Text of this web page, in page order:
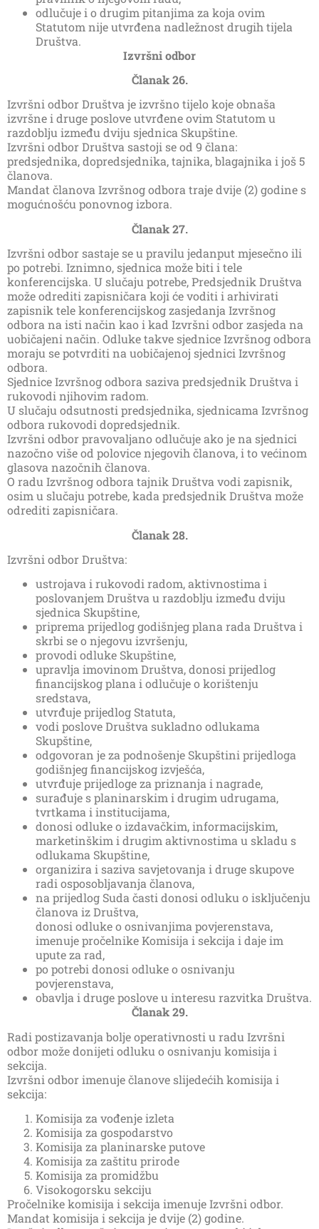
odlučuje i o drugim pitanjima za koja ovim
Statutom nije utvrđena nadležnost drugih tijela
Društva.
Izvršni odbor
Članak 26.
Izvršni odbor Društva je izvršno tijelo koje obnaša
izvršne i druge poslove utvrđene ovim Statutom u
razdoblju između dviju sjednica Skupštine.
Izvršni odbor Društva sastoji se od 9 člana:
predsjednika, dopredsjednika, tajnika, blagajnika i još 5
članova.
Mandat članova Izvršnog odbora traje dvije (2) godine s
mogućnošću ponovnog izbora.
Članak 27.
Izvršni odbor sastaje se u pravilu jedanput mjesečno ili
po potrebi. Iznimno, sjednica može biti i tele
konferencijska. U slučaju potrebe, Predsjednik Društva
može odrediti zapisničara koji će voditi i arhivirati
zapisnik tele konferencijskog zasjedanja Izvršnog
odbora na isti način kao i kad Izvršni odbor zasjeda na
uobičajeni način. Odluke takve sjednice Izvršnog odbora
moraju se potvrditi na uobičajenoj sjednici Izvršnog
odbora.
Sjednice Izvršnog odbora saziva predsjednik Društva i
rukovodi njihovim radom.
U slučaju odsutnosti predsjednika, sjednicama Izvršnog
odbora rukovodi dopredsjednik.
Izvršni odbor pravovaljano odlučuje ako je na sjednici
nazočno više od polovice njegovih članova, i to većinom
glasova nazočnih članova.
O radu Izvršnog odbora tajnik Društva vodi zapisnik,
osim u slučaju potrebe, kada predsjednik Društva može
odrediti zapisničara.
Članak 28.
Izvršni odbor Društva:
ustrojava i rukovodi radom, aktivnostima i
poslovanjem Društva u razdoblju između dviju
sjednica Skupštine,
priprema prijedlog godišnjeg plana rada Društva i
skrbi se o njegovu izvršenju,
provodi odluke Skupštine,
upravlja imovinom Društva, donosi prijedlog
financijskog plana i odlučuje o korištenju
sredstava,
utvrđuje prijedlog Statuta,
vodi poslove Društva sukladno odlukama
Skupštine,
odgovoran je za podnošenje Skupštini prijedloga
godišnjeg financijskog izvješća,
utvrđuje prijedloge za priznanja i nagrade,
surađuje s planinarskim i drugim udrugama,
tvrtkama i institucijama,
donosi odluke o izdavačkim, informacijskim,
marketinškim i drugim aktivnostima u skladu s
odlukama Skupštine,
organizira i saziva savjetovanja i druge skupove
radi osposobljavanja članova,
na prijedlog Suda časti donosi odluku o isključenju
članova iz Društva,
donosi odluke o osnivanjima povjerenstava,
imenuje pročelnike Komisija i sekcija i daje im
upute za rad,
po potrebi donosi odluke o osnivanju
povjerenstava,
obavlja i druge poslove u interesu razvitka Društva.
Članak 29.
Radi postizavanja bolje operativnosti u radu Izvršni
odbor može donijeti odluku o osnivanju komisija i
sekcija.
Izvršni odbor imenuje članove slijedećih komisija i
sekcija:
Komisija za vođenje izleta
Komisija za gospodarstvo
Komisija za planinarske putove
Komisija za zaštitu prirode
Komisija za promidžbu
Visokogorsku sekciju
Pročelnike komisija i sekcija imenuje Izvršni odbor.
Mandat komisija i sekcija je dvije (2) godine.